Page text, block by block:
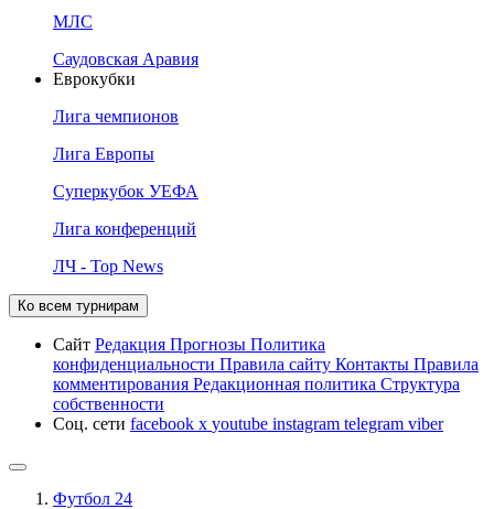
МЛС
Саудовская Аравия
Еврокубки
Лига чемпионов
Лига Европы
Суперкубок УЕФА
Лига конференций
ЛЧ - Top News
Ко всем турнирам
Сайт Редакция Прогнозы Политика
конфиденциальности Правила сайту Контакты Правила
комментирования Редакционная политика Структура
собственности
Соц. сети facebook x youtube instagram telegram viber
Футбол 24